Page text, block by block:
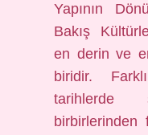
Yapının
Bakış
en derin ve
biridir.
tarihlerde